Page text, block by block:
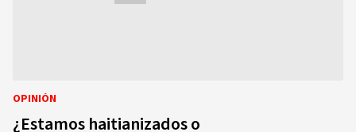
OPINIÓN
¿Estamos haitianizados o